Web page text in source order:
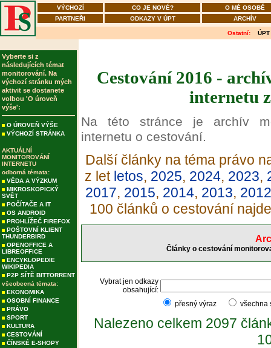
VÝCHOZÍ CO JE NOVÉ?
O MÉ OSOBĚ
PARTNEŘI
ODKAZY V ÚPT ARCHÍV
Ostatní: ÚPT
Vyberte si z
následujících témat
monitorování. Na
výchozí stránku mých
aktivit se dostanete
volbou 'O úroveň
výše':
O ÚROVEŇ VÝŠE
VÝCHOZÍ STRÁNKA
AKTUÁLNÍ
MONITOROVÁNÍ
INTERNETU
odborná témata:
VĚDA A VÝZKUM
MIKROSKOPICKÝ
SVĚT
POČÍTAČE A IT
OS ANDROID
PROHLÍŽEČ FIREFOX
POŠTOVNÍ KLIENT
THUNDERBIRD
OPENOFFICE A
LIBREOFFICE
ENCYKLOPEDIE
WIKIPEDIA
P2P SÍTĚ BITTORRENT
všeobecná témata:
EKONOMIKA
OSOBNÍ FINANCE
PRÁVO
SPORT
KULTURA
CESTOVÁNÍ
ČÍNSKÉ E-SHOPY
Cestování 2016 -
internetu
Na této stránce je archív
internetu o cestování.
Další články na téma právo
z let letos, 2025, 2024, 2023,
2017, 2015, 2014, 2013, 2012
100 článků o cestování
Články o cestování
Vybrat jen odkazy
obsahující:
přesný výraz
Nalezeno celkem 2097